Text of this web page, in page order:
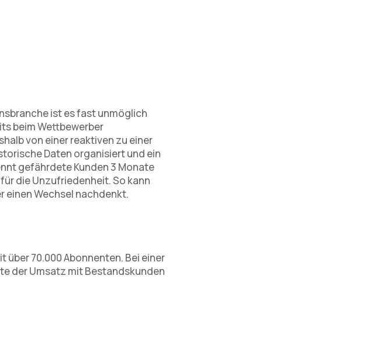
ist es fast unmöglich
beim Wettbewerber
von einer reaktiven zu einer
Daten organisiert und ein
gefährdete Kunden 3 Monate
die Unzufriedenheit. So kann
einen Wechsel nachdenkt.
über 70.000 Abonnenten. Bei einer
der Umsatz mit Bestandskunden